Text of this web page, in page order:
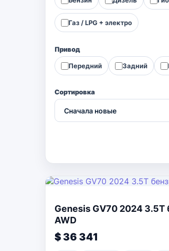
Газ / LPG + электро
Привод
Передний Задний
Сортировка
Genesis GV70 2024 3.5T
AWD
$ 36 341